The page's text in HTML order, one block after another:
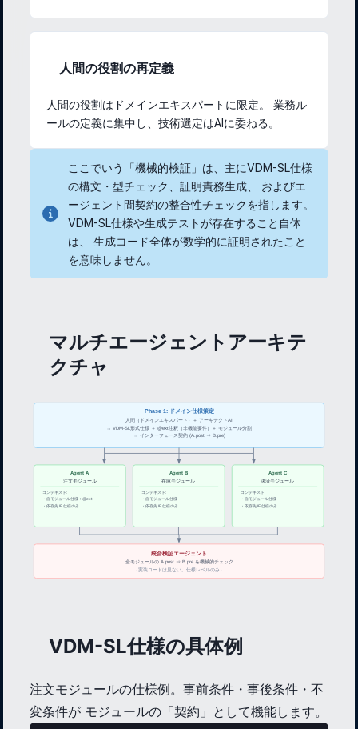
人間の役割の再定義
人間の役割はドメインエキスパートに限定。 業務ル
ールの定義に集中し、技術選定はAIに委ねる。
ここでいう「機械的検証」は、主にVDM-SL仕様
の構文・型チェック、証明責務生成、 およびエ
ージェント間契約の整合性チェックを指します。
VDM-SL仕様や生成テストが存在すること自体
は、 生成コード全体が数学的に証明されたこと
を意味しません。
マルチエージェントアーキテ
クチャ
Phase 1: ドメイン仕様策定
人間（ドメインエキスパート）＋ アーキテクトAI
→ VDM-SL形式仕様 ＋ @ext注釈（非機能要件）＋ モジュール分割
→ インターフェース契約 (A.post ⇒ B.pre)
Agent A
注文モジュール
コンテキスト:
・自モジュール仕様 + @ext
・依存先 IF 仕様のみ
Agent B
在庫モジュール
コンテキスト:
・自モジュール仕様
・依存先 IF 仕様のみ
Agent C
決済モジュール
コンテキスト:
・自モジュール仕様
・依存先 IF 仕様のみ
統合検証エージェント
全モジュールの A.post ⇒ B.pre を機械的チェック
（実装コードは見ない。仕様レベルのみ）
VDM-SL仕様の具体例
注文モジュールの仕様例。事前条件・事後条件・不
変条件が モジュールの「契約」として機能します。